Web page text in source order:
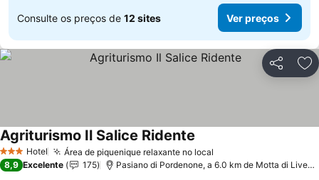
Consulte os preços de 12 sites Ver preços
Partilhar
3 EstrelasHotel Área de piquenique relaxante no local
Agriturismo Il Salice Ridente
8,9 Excelente 175 Pasiano di Pordenone, a 6.0 km de Motta di Livenza